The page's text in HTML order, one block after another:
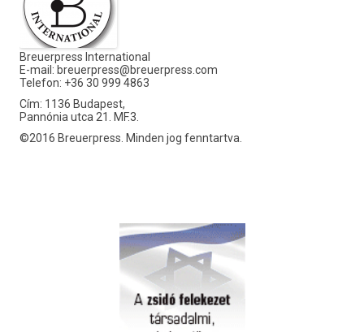
Breuerpress International
E-mail: breuerpress@breuerpress.com
Telefon: +36 30 999 4863
Cím: 1136 Budapest,
Pannónia utca 21. MF.3.
©2016 Breuerpress. Minden jog fenntartva.